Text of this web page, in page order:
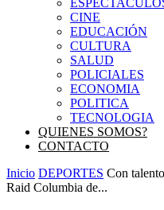
CINE
EDUCACIÓN
CULTURA
SALUD
POLICIALES
ECONOMIA
POLITICA
TECNOLOGIA
QUIENES SOMOS?
CONTACTO
Inicio DEPORTES Con
Raid Columbia de...